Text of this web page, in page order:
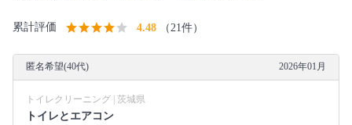
累計評価 4.48 （21件）
匿名希望(40代) 2026年01月
トイレクリーニング | 茨城県
トイレとエアコン